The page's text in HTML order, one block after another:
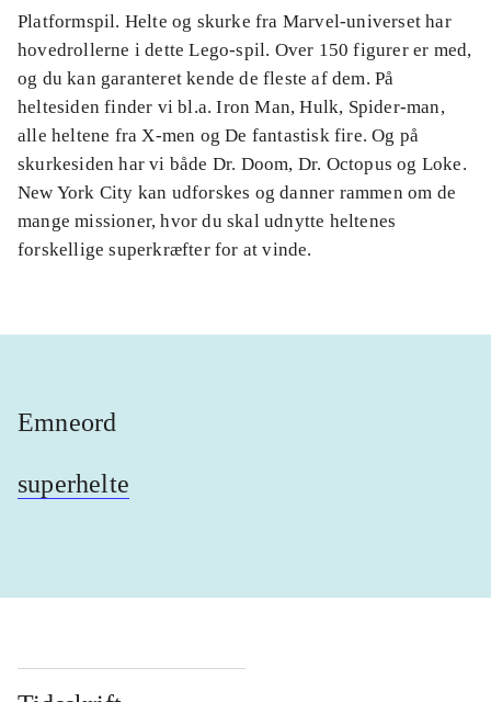
Platformspil. Helte og skurke fra Marvel-universet har
hovedrollerne i dette Lego-spil. Over 150 figurer er med,
og du kan garanteret kende de fleste af dem. På
heltesiden finder vi bl.a. Iron Man, Hulk, Spider-man,
alle heltene fra X-men og De fantastisk fire. Og på
skurkesiden har vi både Dr. Doom, Dr. Octopus og Loke.
New York City kan udforskes og danner rammen om de
mange missioner, hvor du skal udnytte heltenes
forskellige superkræfter for at vinde.
Emneord
superhelte